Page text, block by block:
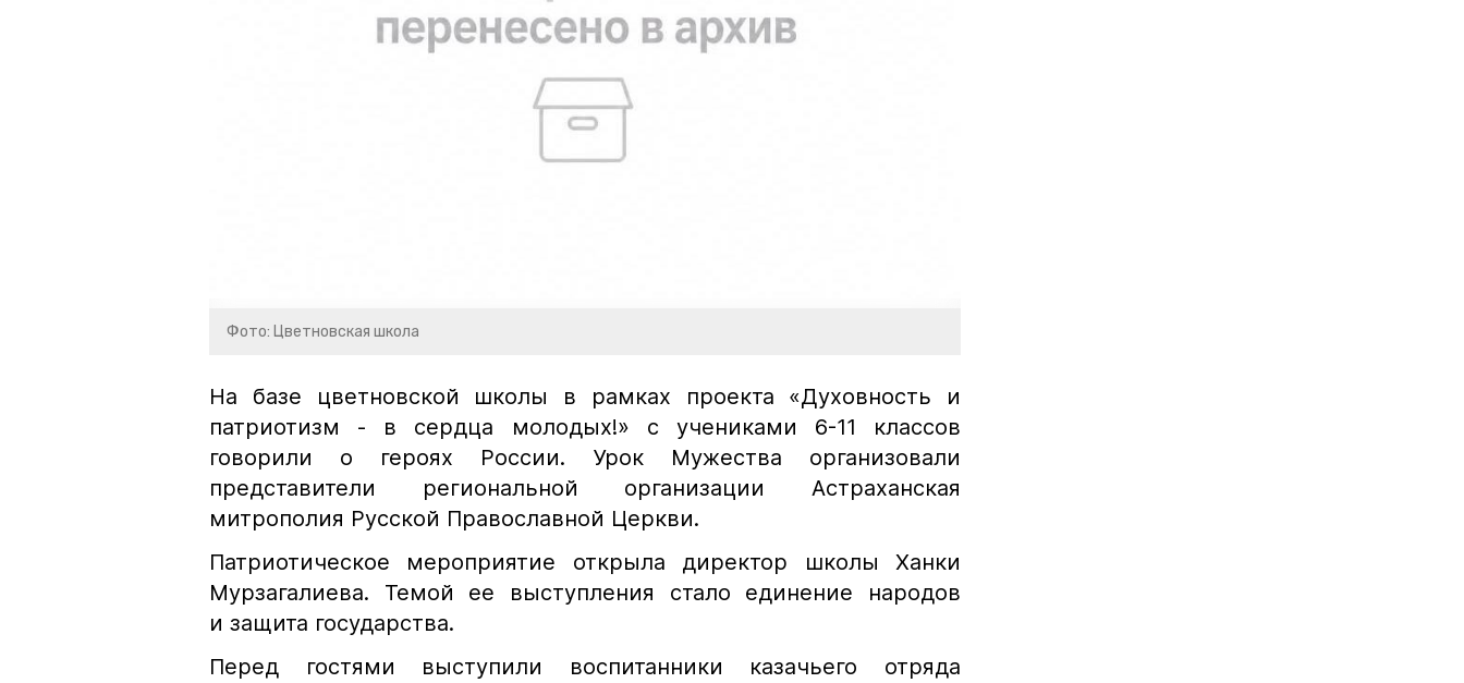
Фото: Цветновская школа
На базе цветновской школы в рамках проекта «Духовность и
патриотизм - в сердца молодых!» с учениками 6-11 классов
говорили о героях России. Урок Мужества организовали
представители региональной организации Астраханская
митрополия Русской Православной Церкви.
Патриотическое мероприятие открыла директор школы Ханки
Мурзагалиева. Темой ее выступления стало единение народов
и защита государства.
Перед гостями выступили воспитанники казачьего отряда